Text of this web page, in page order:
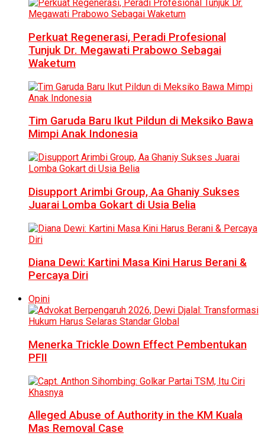
Perkuat Regenerasi, Peradi Profesional
Tunjuk Dr. Megawati Prabowo Sebagai
Waketum
Tim Garuda Baru Ikut Pildun di Meksiko Bawa
Mimpi Anak Indonesia
Disupport Arimbi Group, Aa Ghaniy Sukses
Juarai Lomba Gokart di Usia Belia
Diana Dewi: Kartini Masa Kini Harus Berani &
Percaya Diri
Opini
Menerka Trickle Down Effect Pembentukan
PFII
Alleged Abuse of Authority in the KM Kuala
Mas Removal Case